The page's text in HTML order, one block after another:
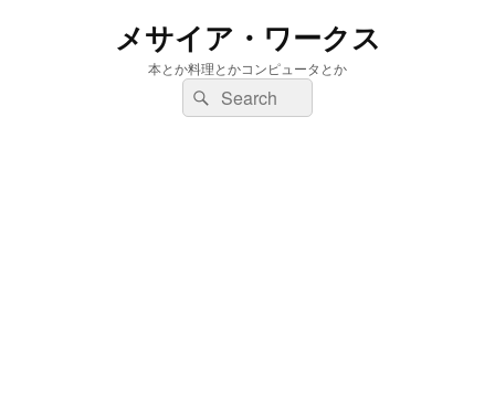
メサイア・ワークス
本とか料理とかコンピュータとか
検
索:
検
索